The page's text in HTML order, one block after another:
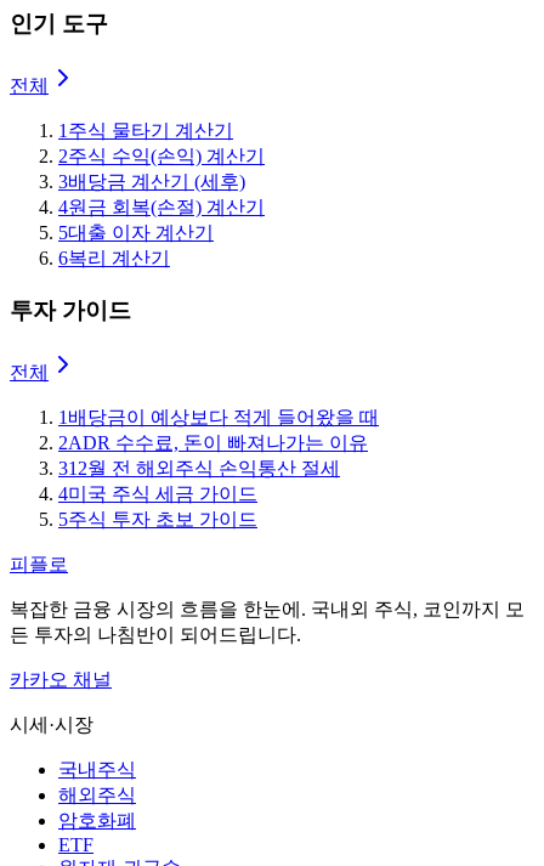
인기 도구
전체
1 주식 물타기 계산기
2주식 수익(손익) 계산기
3배당금 계산기 (세후)
4원금 회복(손절) 계산기
5대출 이자 계산기
6복리 계산기
투자 가이드
전체
1 배당금이 예상보다 적게 들어왔을 때
2ADR 수수료, 돈이 빠져나가는 이유
312월 전 해외주식 손익통산 절세
4미국 주식 세금 가이드
5주식 투자 초보 가이드
피플로
복잡한 금융 시장의 흐름을 한눈에. 국내외 주식, 코인까지 모
든 투자의 나침반이 되어드립니다.
카카오 채널
시세·시장
국내주식
해외주식
암호화폐
ETF